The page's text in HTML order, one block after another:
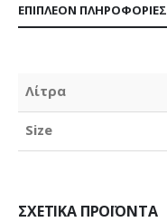
ΕΠΙΠΛΈΟΝ ΠΛΗΡΟΦΟΡΊΕΣ
Λίτρα
Size
ΣΧΕΤΙΚΆ ΠΡΟΪΌΝΤΑ